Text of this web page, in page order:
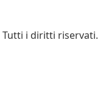
Tutti i diritti riservati.